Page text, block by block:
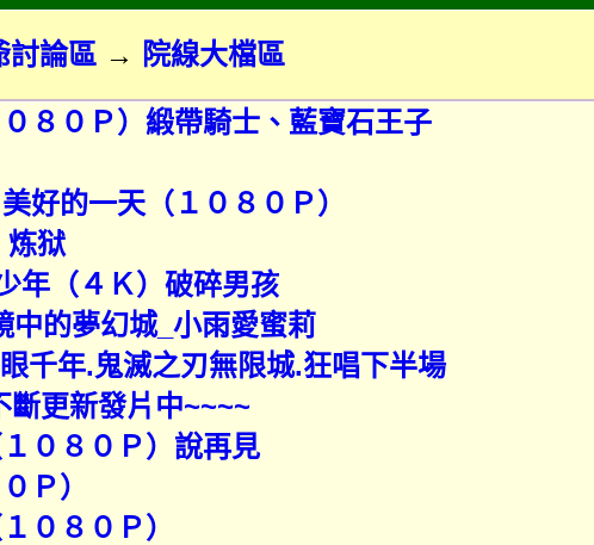
討論區 → 院線大檔區
８０Ｐ）緞帶騎士、藍寶石王子
好的一天（１０８０Ｐ）
炼狱
年（４Ｋ）破碎男孩
中的夢幻城_小雨愛蜜莉
千年.鬼滅之刃無限城.狂唱下半場
斷更新發片中~~~~
０８０Ｐ）說再見
Ｐ）
０８０Ｐ）